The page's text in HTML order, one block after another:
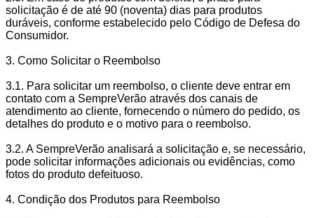
solicitação é de até 90 (noventa) dias para produtos
duráveis, conforme estabelecido pelo Código de Defesa do
Consumidor.
3. Como Solicitar o Reembolso
3.1. Para solicitar um reembolso, o cliente deve entrar em
contato com a SempreVerão através dos canais de
atendimento ao cliente, fornecendo o número do pedido, os
detalhes do produto e o motivo para o reembolso.
3.2. A SempreVerão analisará a solicitação e, se necessário,
pode solicitar informações adicionais ou evidências, como
fotos do produto defeituoso.
4. Condição dos Produtos para Reembolso